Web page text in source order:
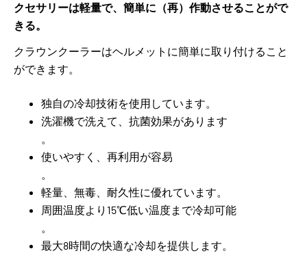
クセサリーは軽量で、簡単に（再）作動させることがで
きる。
クラウンクーラーはヘルメットに簡単に取り付けること
ができます。
独自の冷却技術を使用しています。
洗濯機で洗えて、抗菌効果があります
。
使いやすく、再利用が容易
。
軽量、無毒、耐久性に優れています。
周囲温度より15℃低い温度まで冷却可能
。
最大8時間の快適な冷却を提供します。